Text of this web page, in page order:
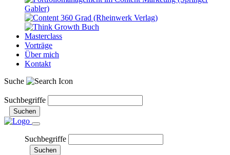
Masterclass
Vorträge
Über mich
Kontakt
Suche
Suchbegriffe
Suchen
Suchbegriffe
Suchen